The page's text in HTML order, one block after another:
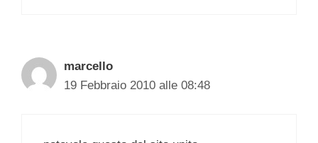
marcello
19 Febbraio 2010 alle 08:48